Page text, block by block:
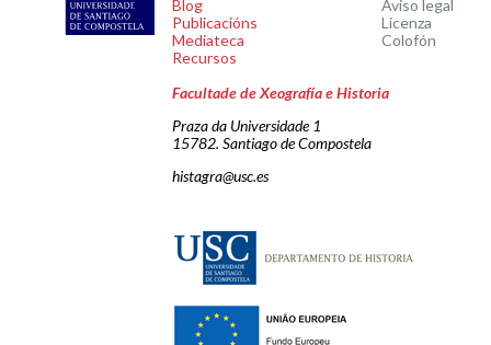
Blog
Publicacións
Mediateca
Recursos
Aviso legal
Licenza
Colofón
Facultade de Xeografía e Historia
Praza da Universidade 1
15782. Santiago de Compostela
histagra@usc.es